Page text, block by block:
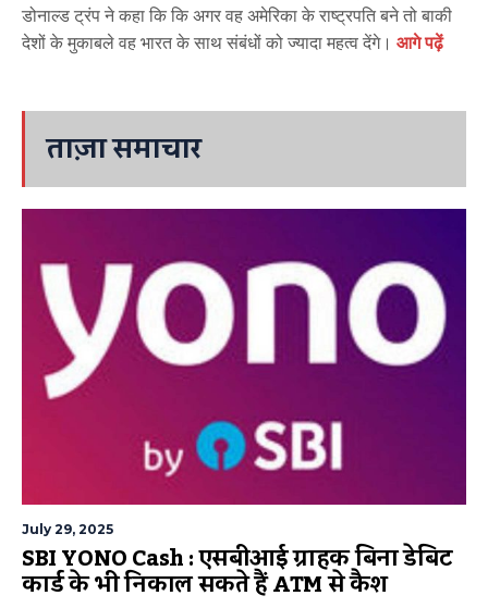
डोनाल्ड ट्रंप ने कहा कि कि अगर वह अमेरिका के राष्ट्रपति बने तो बाकी
देशों के मुकाबले वह भारत के साथ संबंधों को ज्यादा महत्व देंगे। आगे पढ़ें
ताज़ा समाचार
July 29, 2025
SBI YONO Cash : एसबीआई ग्राहक बिना डेबिट
कार्ड के भी निकाल सकते हैं ATM से कैश